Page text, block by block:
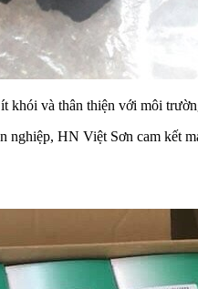
khói và thân thiện với môi
HN Việt Sơn cam kết